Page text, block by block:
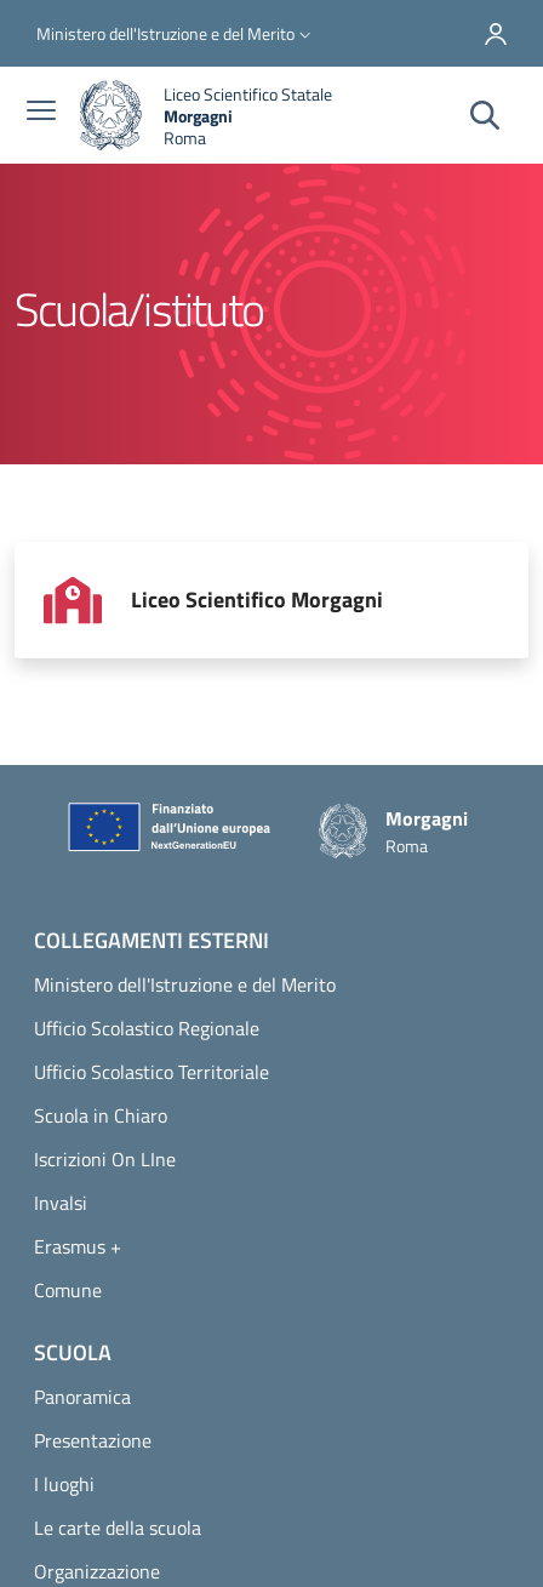
Slim top
Ministero dell'Istruzione e del Merito
Liceo Scientifico Statale
Morgagni
Roma
Scuola/istituto
Liceo Scientifico Morgagni
Piè di pagina
Morgagni
Roma
COLLEGAMENTI ESTERNI
Ministero dell'Istruzione e del Merito
Ufficio Scolastico Regionale
Ufficio Scolastico Territoriale
Scuola in Chiaro
Iscrizioni On LIne
Invalsi
Erasmus +
Comune
SCUOLA
Panoramica
Presentazione
I luoghi
Le carte della scuola
Organizzazione